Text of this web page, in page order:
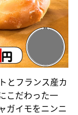
とフランス産カ
こだわった一
ガイモをニンニ